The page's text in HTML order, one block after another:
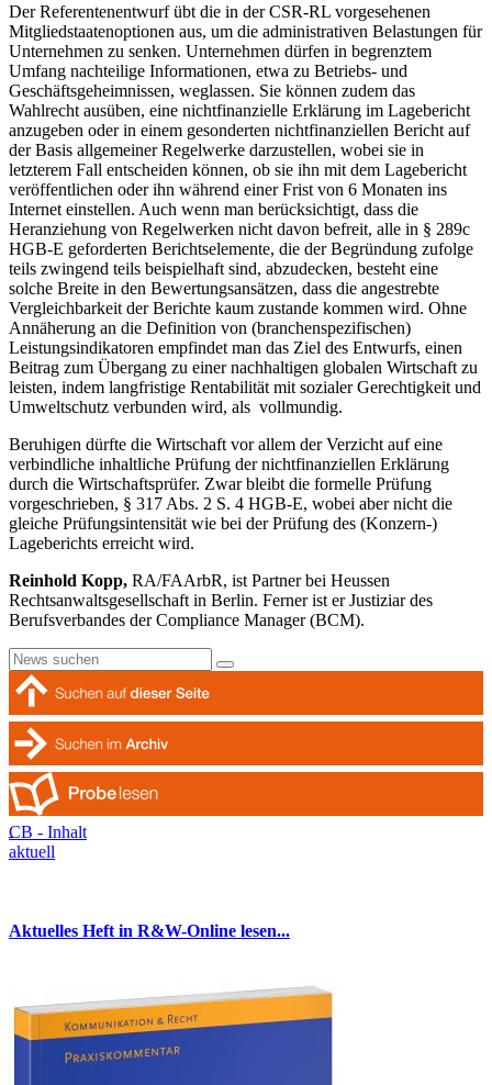
Der Referentenentwurf übt die in der CSR-RL vorgesehenen
Mitgliedstaatenoptionen aus, um die administrativen Belastungen für
Unternehmen zu senken. Unternehmen dürfen in begrenztem
Umfang nachteilige Informationen, etwa zu Betriebs- und
Geschäftsgeheimnissen, weglassen. Sie können zudem das
Wahlrecht ausüben, eine nichtfinanzielle Erklärung im Lagebericht
anzugeben oder in einem gesonderten nichtfinanziellen Bericht auf
der Basis allgemeiner Regelwerke darzustellen, wobei sie in
letzterem Fall entscheiden können, ob sie ihn mit dem Lagebericht
veröffentlichen oder ihn während einer Frist von 6 Monaten ins
Internet einstellen. Auch wenn man berücksichtigt, dass die
Heranziehung von Regelwerken nicht davon befreit, alle in § 289c
HGB-E geforderten Berichtselemente, die der Begründung zufolge
teils zwingend teils beispielhaft sind, abzudecken, besteht eine
solche Breite in den Bewertungsansätzen, dass die angestrebte
Vergleichbarkeit der Berichte kaum zustande kommen wird. Ohne
Annäherung an die Definition von (branchenspezifischen)
Leistungsindikatoren empfindet man das Ziel des Entwurfs, einen
Beitrag zum Übergang zu einer nachhaltigen globalen Wirtschaft zu
leisten, indem langfristige Rentabilität mit sozialer Gerechtigkeit und
Umweltschutz verbunden wird, als vollmundig.
Beruhigen dürfte die Wirtschaft vor allem der Verzicht auf eine
verbindliche inhaltliche Prüfung der nichtfinanziellen Erklärung
durch die Wirtschaftsprüfer. Zwar bleibt die formelle Prüfung
vorgeschrieben, § 317 Abs. 2 S. 4 HGB-E, wobei aber nicht die
gleiche Prüfungsintensität wie bei der Prüfung des (Konzern-)
Lageberichts erreicht wird.
Reinhold Kopp, RA/FAArbR, ist Partner bei Heussen
Rechtsanwaltsgesellschaft in Berlin. Ferner ist er Justiziar des
Berufsverbandes der Compliance Manager (BCM).
CB - Inhalt
aktuell
Aktuelles Heft in R&W-Online lesen...